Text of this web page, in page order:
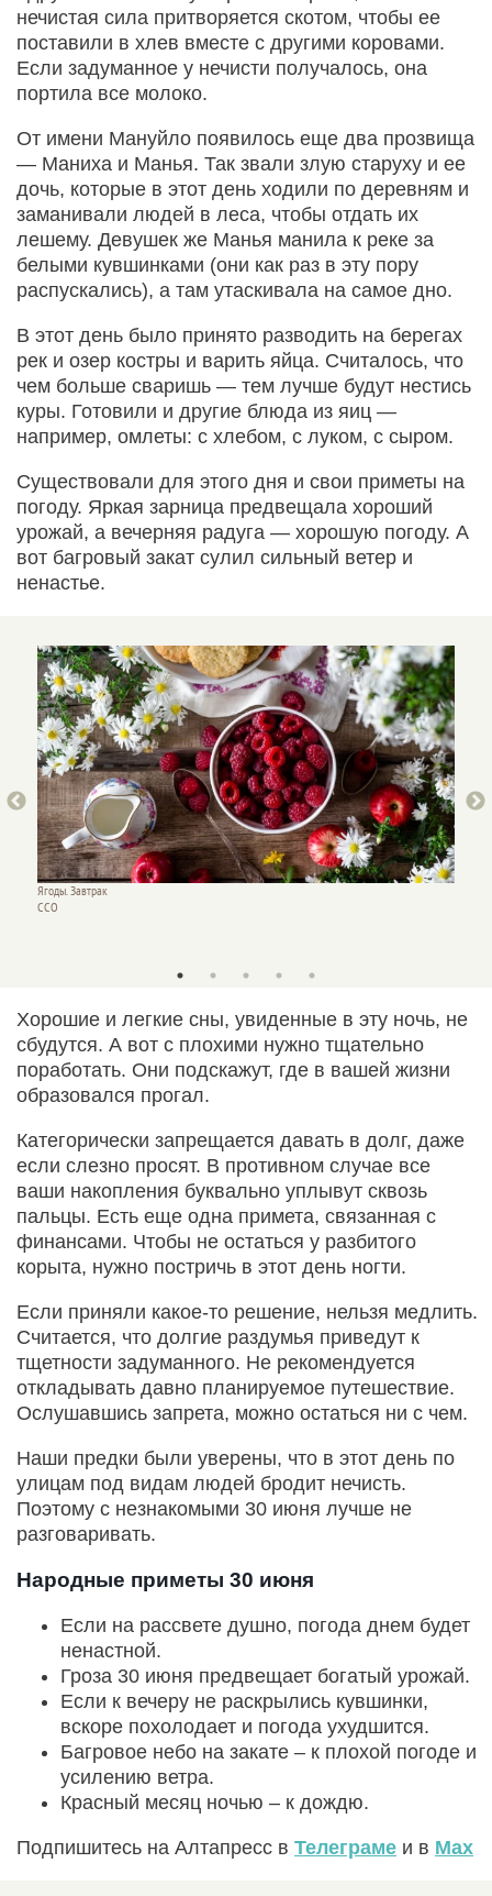
нечистая сила притворяется скотом, чтобы ее
поставили в хлев вместе с другими коровами.
Если задуманное у нечисти получалось, она
портила все молоко.
От имени Мануйло появилось еще два прозвища
— Маниха и Манья. Так звали злую старуху и ее
дочь, которые в этот день ходили по деревням и
заманивали людей в леса, чтобы отдать их
лешему. Девушек же Манья манила к реке за
белыми кувшинками (они как раз в эту пору
распускались), а там утаскивала на самое дно.
В этот день было принято разводить на берегах
рек и озер костры и варить яйца. Считалось, что
чем больше сваришь — тем лучше будут нестись
куры. Готовили и другие блюда из яиц —
например, омлеты: с хлебом, с луком, с сыром.
Существовали для этого дня и свои приметы на
погоду. Яркая зарница предвещала хороший
урожай, а вечерняя радуга — хорошую погоду. А
вот багровый закат сулил сильный ветер и
ненастье.
Ягоды. Завтрак
ССО
Хорошие и легкие сны, увиденные в эту ночь, не
сбудутся. А вот с плохими нужно тщательно
поработать. Они подскажут, где в вашей жизни
образовался прогал.
Категорически запрещается давать в долг, даже
если слезно просят. В противном случае все
ваши накопления буквально уплывут сквозь
пальцы. Есть еще одна примета, связанная с
финансами. Чтобы не остаться у разбитого
корыта, нужно постричь в этот день ногти.
Если приняли какое-то решение, нельзя медлить.
Считается, что долгие раздумья приведут к
тщетности задуманного. Не рекомендуется
откладывать давно планируемое путешествие.
Ослушавшись запрета, можно остаться ни с чем.
Наши предки были уверены, что в этот день по
улицам под видам людей бродит нечисть.
Поэтому с незнакомыми 30 июня лучше не
разговаривать.
Народные приметы 30 июня
Если на рассвете душно, погода днем будет
ненастной.
Гроза 30 июня предвещает богатый урожай.
Если к вечеру не раскрылись кувшинки,
вскоре похолодает и погода ухудшится.
Багровое небо на закате – к плохой погоде и
усилению ветра.
Красный месяц ночью – к дождю.
Подпишитесь на Алтапресс в Телеграме и в Max